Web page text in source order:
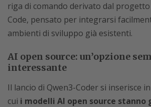
riga di comando derivato dal
Code, pensato per integrarsi
ambienti di sviluppo già esistenti.
AI open source: un’opzione
interessante
Il lancio di Qwen3-Coder si inserisce
cui i modelli AI open source stanno